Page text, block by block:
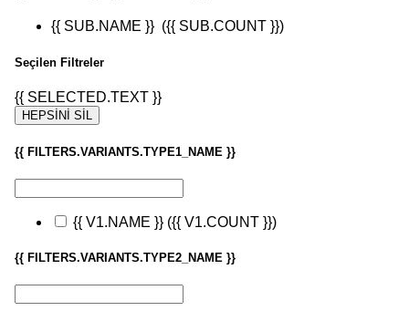
{{ SUB.NAME }} ({{ SUB.COUNT }})
Seçilen Filtreler
{{ SELECTED.TEXT }}
HEPSİNİ SİL
{{ FILTERS.VARIANTS.TYPE1_NAME }}
{{ V1.NAME }} ({{ V1.COUNT }})
{{ FILTERS.VARIANTS.TYPE2_NAME }}